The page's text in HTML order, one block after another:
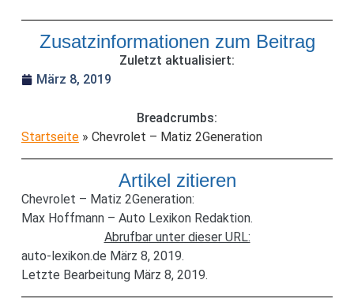
Zusatzinformationen zum Beitrag
Zuletzt aktualisiert:
März 8, 2019
Breadcrumbs:
Startseite» Chevrolet – Matiz 2Generation
Artikel zitieren
Chevrolet – Matiz 2Generation:
Max Hoffmann – Auto Lexikon Redaktion.
Abrufbar unter dieser URL:
auto-lexikon.de März 8, 2019.
Letzte Bearbeitung März 8, 2019.